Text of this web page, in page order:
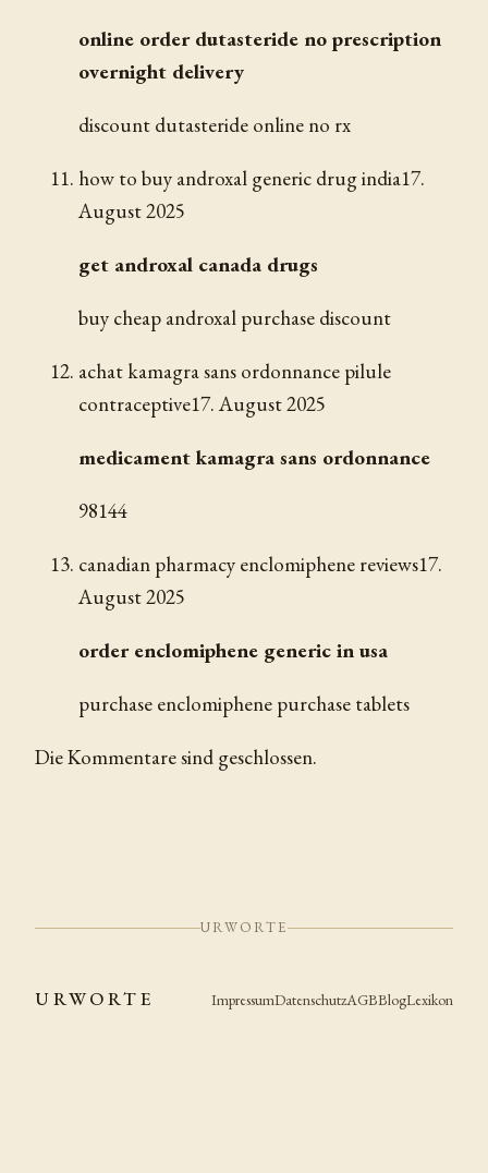
online order dutasteride no prescription
overnight delivery
discount dutasteride online no rx
how to buy androxal generic drug india17.
August 2025
get androxal canada drugs
buy cheap androxal purchase discount
achat kamagra sans ordonnance pilule
contraceptive17. August 2025
medicament kamagra sans ordonnance
98144
canadian pharmacy enclomiphene reviews17.
August 2025
order enclomiphene generic in usa
purchase enclomiphene purchase tablets
Die Kommentare sind geschlossen.
URWORTE
URWORTE ImpressumDatenschutzAGBBlogLexikon